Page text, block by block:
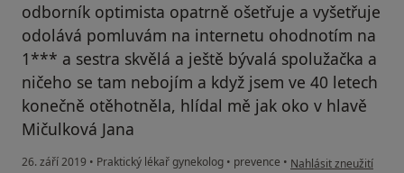
odborník optimista opatrně ošetřuje a vyšetřuje
odolává pomluvám na internetu ohodnotím na
1*** a sestra skvělá a ještě bývalá spolužačka a
ničeho se tam nebojím a když jsem ve 40 letech
konečně otěhotněla, hlídal mě jak oko v hlavě
Mičulková Jana
26. září 2019 • Praktický lékař gynekolog • prevence • podle názoru
Nahlásit zneužití